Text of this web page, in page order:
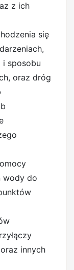
z ich
się
sposobu
oraz dróg
wody do
innych